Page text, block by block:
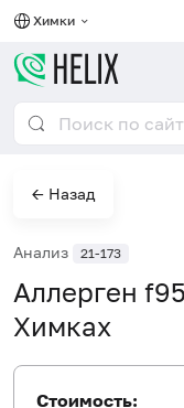
Химки
← Назад
Анализ 21-173
Аллерген
Химках
Стоимость: